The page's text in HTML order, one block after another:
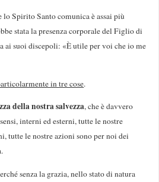
Spirito Santo comunica è assai più
stata la presenza corporale del Figlio di
ai suoi discepoli: «È utile per voi che io me
in tre cose.
della nostra salvezza, che è davvero
interni ed esterni, tutte le nostre
tutte le nostre azioni sono per noi dei
senza la grazia, nello stato di natura